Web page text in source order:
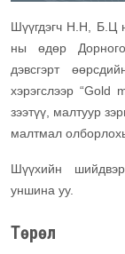
Шүүгдэгч Н.Н, Б.Ц
ны өдөр
дэвсгэрт
хэрэгслээр “Gold
зээтүү, малтуур
малтмал
Шүүхийн
уншина уу.
Төрөл